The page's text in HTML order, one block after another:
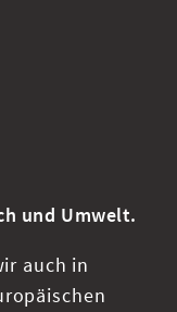
und Umwelt.
auch in